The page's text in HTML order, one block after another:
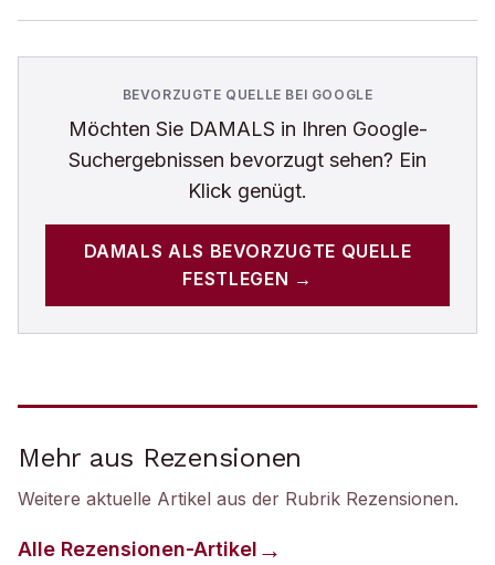
BEVORZUGTE QUELLE BEI GOOGLE
Möchten Sie DAMALS in Ihren Google-
Suchergebnissen bevorzugt sehen? Ein
Klick genügt.
DAMALS ALS BEVORZUGTE QUELLE
FESTLEGEN →
Mehr aus Rezensionen
Weitere aktuelle Artikel aus der Rubrik Rezensionen.
Alle Rezensionen-Artikel